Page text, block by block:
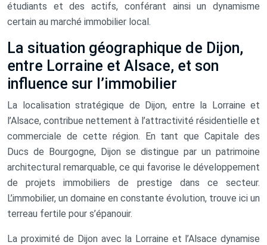
étudiants et des actifs, conférant ainsi un dynamisme
certain au marché immobilier local.
La situation géographique de Dijon,
entre Lorraine et Alsace, et son
influence sur l’immobilier
La localisation stratégique de Dijon, entre la Lorraine et
l’Alsace, contribue nettement à l’attractivité résidentielle et
commerciale de cette région. En tant que Capitale des
Ducs de Bourgogne, Dijon se distingue par un patrimoine
architectural remarquable, ce qui favorise le développement
de projets immobiliers de prestige dans ce secteur.
L’immobilier, un domaine en constante évolution, trouve ici un
terreau fertile pour s’épanouir.
La proximité de Dijon avec la Lorraine et l’Alsace dynamise